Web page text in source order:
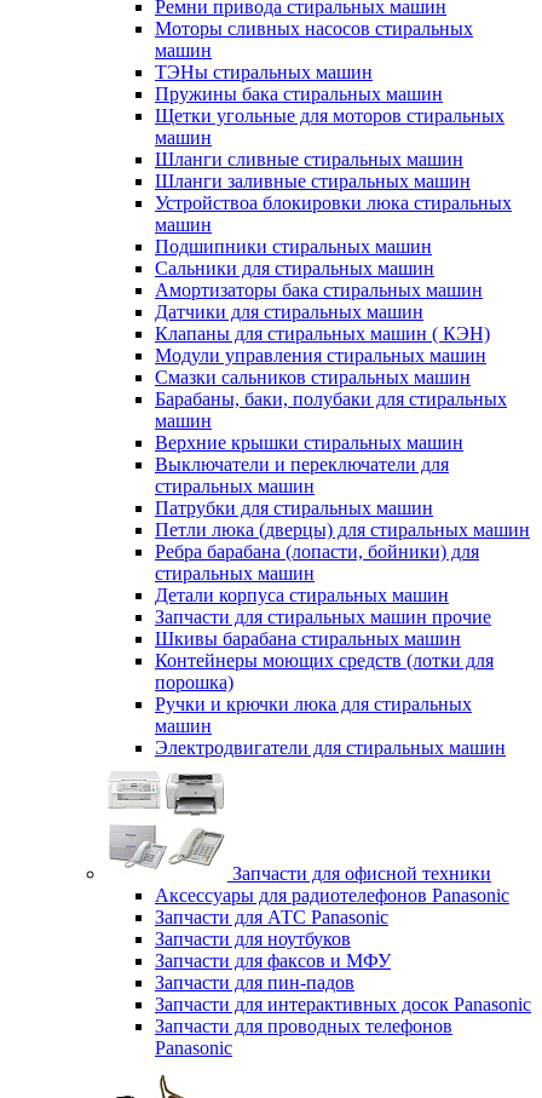
Ремни привода стиральных машин
Моторы сливных насосов стиральных
машин
ТЭНы стиральных машин
Пружины бака стиральных машин
Щетки угольные для моторов стиральных
машин
Шланги сливные стиральных машин
Шланги заливные стиральных машин
Устройствоа блокировки люка стиральных
машин
Подшипники стиральных машин
Сальники для стиральных машин
Амортизаторы бака стиральных машин
Датчики для стиральных машин
Клапаны для стиральных машин ( КЭН)
Модули управления стиральных машин
Смазки сальников стиральных машин
Барабаны, баки, полубаки для стиральных
машин
Верхние крышки стиральных машин
Выключатели и переключатели для
стиральных машин
Патрубки для стиральных машин
Петли люка (дверцы) для стиральных машин
Ребра барабана (лопасти, бойники) для
стиральных машин
Детали корпуса стиральных машин
Запчасти для стиральных машин прочие
Шкивы барабана стиральных машин
Контейнеры моющих средств (лотки для
порошка)
Ручки и крючки люка для стиральных
машин
Электродвигатели для стиральных машин
Запчасти для офисной техники
Аксессуары для радиотелефонов Panasonic
Запчасти для АТС Panasonic
Запчасти для ноутбуков
Запчасти для факсов и МФУ
Запчасти для пин-падов
Запчасти для интерактивных досок Panasonic
Запчасти для проводных телефонов
Panasonic